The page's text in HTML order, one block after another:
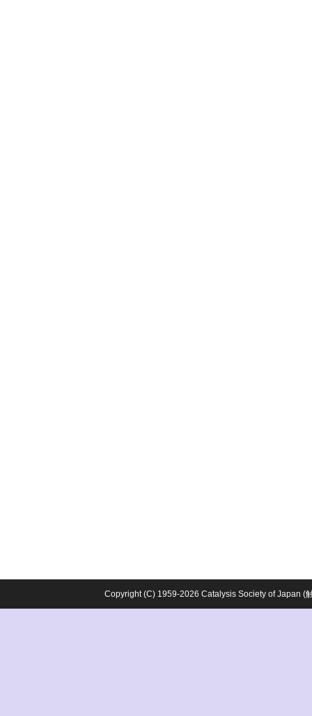
Copyright (C) 1959-2026 Catalysis Society of Japan (